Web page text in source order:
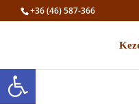
Eszköztár megnyitása
+36 (46) 587-366